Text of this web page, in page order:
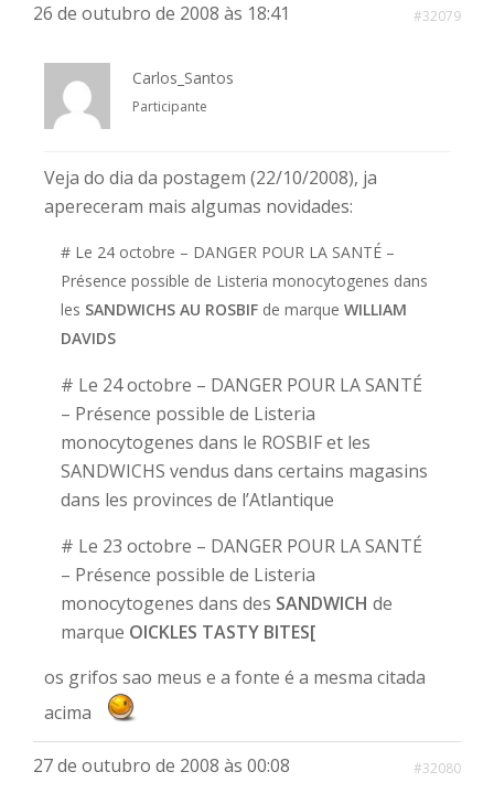
26 de outubro de 2008 às 18:41 #32079
Carlos_Santos
Participante
Veja do dia da postagem (22/10/2008), ja
apereceram mais algumas novidades:
# Le 24 octobre – DANGER POUR LA SANTÉ –
Présence possible de Listeria monocytogenes dans
les SANDWICHS AU ROSBIF de marque WILLIAM
DAVIDS
# Le 24 octobre – DANGER POUR LA SANTÉ
– Présence possible de Listeria
monocytogenes dans le ROSBIF et les
SANDWICHS vendus dans certains magasins
dans les provinces de l’Atlantique
# Le 23 octobre – DANGER POUR LA SANTÉ
– Présence possible de Listeria
monocytogenes dans des SANDWICH de
marque OICKLES TASTY BITES[
os grifos sao meus e a fonte é a mesma citada
acima
27 de outubro de 2008 às 00:08 #32080